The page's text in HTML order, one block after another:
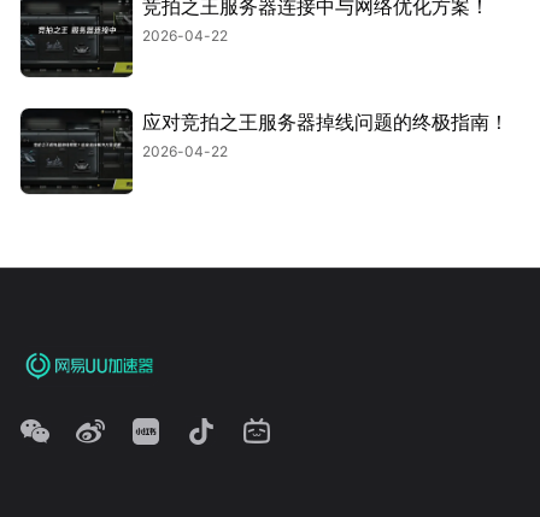
竞拍之王服务器连接中与网络优化方案！
2026-04-22
应对竞拍之王服务器掉线问题的终极指南！
2026-04-22